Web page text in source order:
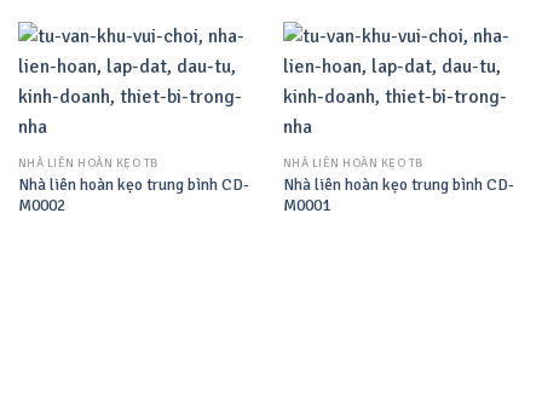
NHÀ LIÊN HOÀN KẸO TB
Nhà liên hoàn kẹo trung bình CD-
M0002
NHÀ LIÊN HOÀN KẸO TB
Nhà liên hoàn kẹo trung bình CD-
M0001